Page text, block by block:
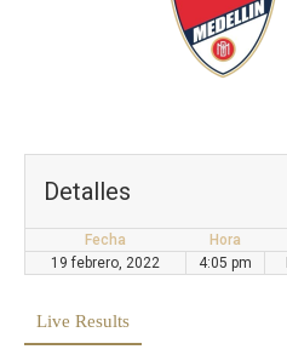
Detalles
Fecha Hora
19 febrero, 2022
4:05 pm
Live Results